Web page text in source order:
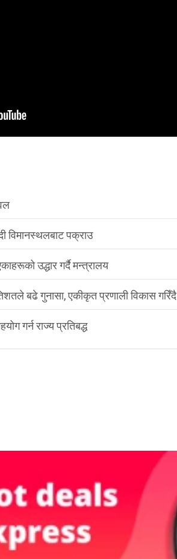
विमानस्थलबाट पक्राउ
उद्धार गर्दै मन्त्रालय
बढे गुनासा, एकीकृत प्रणाली विकास गरिँदै
गर्न राज्य प्रतिबद्ध